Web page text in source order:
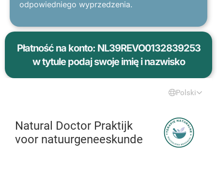
odpowiedniego wyprzedzenia.
Płatność na konto: NL39REVO0132839253
w tytule podaj swoje imię i nazwisko